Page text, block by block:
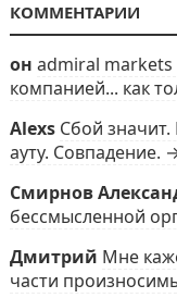
КОММЕНТАРИИ
он admiral
компанией... как
Alexs Сбой
ауту. Совпадение.
Смирнов
бессмысленной
Дмитрий Мне
части